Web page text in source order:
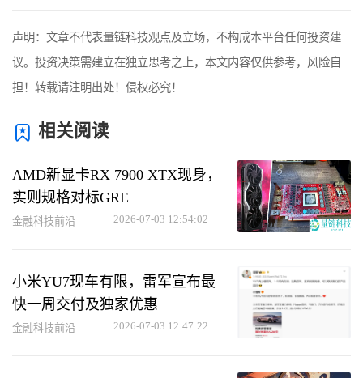
声明：文章不代表量链科技观点及立场，不构成本平台任何投资建
议。投资决策需建立在独立思考之上，本文内容仅供参考，风险自
担！转载请注明出处！侵权必究！
相关阅读
AMD新显卡RX 7900 XTX现身，
实则规格对标GRE
金融科技前沿 2026-07-03 12:54:02
小米YU7现车有限，雷军宣布最
快一周交付及独家优惠
金融科技前沿 2026-07-03 12:47:22